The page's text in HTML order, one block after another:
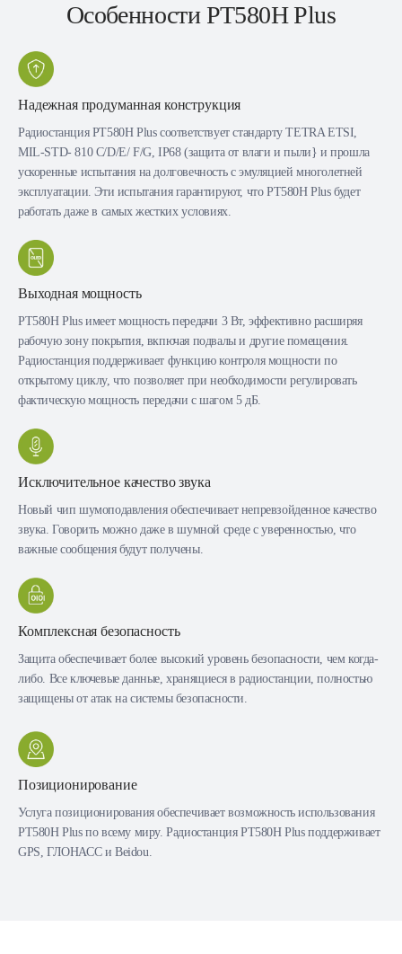
Особенности PT580H Plus
Надежная продуманная конструкция
Радиостанция РТ580Н Plus соответствует стандарту TETRA ETSI,
MIL-STD- 810 C/D/E/ F/G, IP68 (защита от влаги и пыли} и прошла
ускоренные испытания на долговечность с эмуляцией многолетней
эксплуатации. Эти испытания гарантируют, что РТ580Н Plus будет
работать даже в самых жестких условиях.
Выходная мощность
РТ580Н Plus имеет мощность передачи 3 Вт, эффективно расширяя
рабочую зону покрытия, вкпючая подвалы и другие помещения.
Радиостанция поддерживает функцию контроля мощности по
открытому циклу, что позволяет при необходимости регулировать
фактическую мощность передачи с шагом 5 дБ.
Исключительное качество звука
Новый чип шумоподавления обеспечивает непревзойденное качество
звука. Говорить можно даже в шумной среде с уверенностью, что
важные сообщения будут получены.
Комплексная безопасность
Защита обеспечивает более высокий уровень безопасности, чем когда-
либо. Все ключевые данные, хранящиеся в радиостанции, полностью
защищены от атак на системы безопасности.
Позиционирование
Услуга позиционирования обеспечивает возможность использования
РТ580Н Plus по всему миру. Радиостанция РТ580Н Plus поддерживает
GPS, ГЛОНАСС и Beidou.